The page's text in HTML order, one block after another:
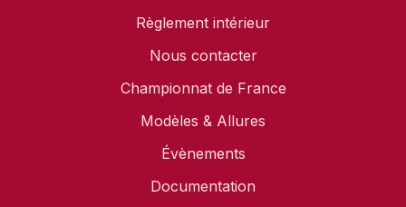
Règlement intérieur
Nous contacter
Championnat de France
Modèles & Allures
Évènements
Documentation